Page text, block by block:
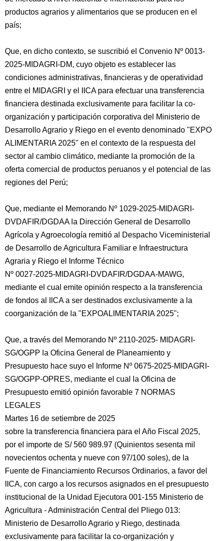
productos agrarios y alimentarios que se producen en el
país;
Que, en dicho contexto, se suscribió el Convenio Nº 0013-
2025-MIDAGRI-DM, cuyo objeto es establecer las
condiciones administrativas, financieras y de operatividad
entre el MIDAGRI y el IICA para efectuar una transferencia
financiera destinada exclusivamente para facilitar la co-
organización y participación corporativa del Ministerio de
Desarrollo Agrario y Riego en el evento denominado "EXPO
ALIMENTARIA 2025" en el contexto de la respuesta del
sector al cambio climático, mediante la promoción de la
oferta comercial de productos peruanos y el potencial de las
regiones del Perú;
Que, mediante el Memorando Nº 1029-2025-MIDAGRI-
DVDAFIR/DGDAA la Dirección General de Desarrollo
Agrícola y Agroecología remitió al Despacho Viceministerial
de Desarrollo de Agricultura Familiar e Infraestructura
Agraria y Riego el Informe Técnico
Nº 0027-2025-MIDAGRI-DVDAFIR/DGDAA-MAWG,
mediante el cual emite opinión respecto a la transferencia
de fondos al IICA a ser destinados exclusivamente a la
coorganización de la "EXPOALIMENTARIA 2025";
Que, a través del Memorando Nº 2110-2025- MIDAGRI-
SG/OGPP la Oficina General de Planeamiento y
Presupuesto hace suyo el Informe Nº 0675-2025-MIDAGRI-
SG/OGPP-OPRES, mediante el cual la Oficina de
Presupuesto emitió opinión favorable 7 NORMAS
LEGALES
Martes 16 de setiembre de 2025
sobre la transferencia financiera para el Año Fiscal 2025,
por el importe de S/ 560 989.97 (Quinientos sesenta mil
novecientos ochenta y nueve con 97/100 soles), de la
Fuente de Financiamiento Recursos Ordinarios, a favor del
IICA, con cargo a los recursos asignados en el presupuesto
institucional de la Unidad Ejecutora 001-155 Ministerio de
Agricultura - Administración Central del Pliego 013:
Ministerio de Desarrollo Agrario y Riego, destinada
exclusivamente para facilitar la co-organización y